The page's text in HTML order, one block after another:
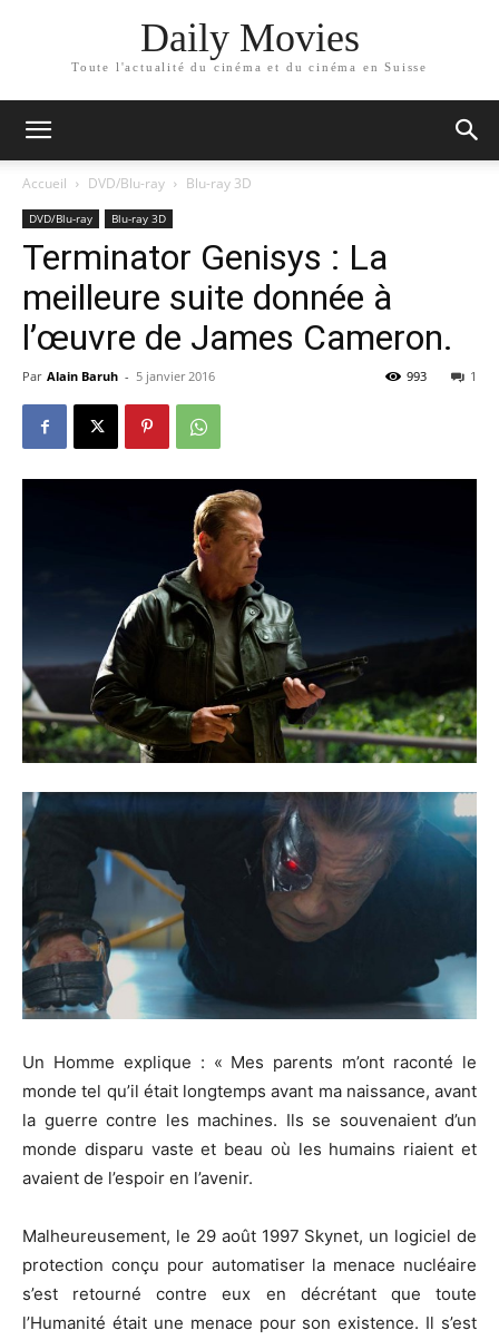
Daily Movies
Toute l'actualité du cinéma et du cinéma en Suisse
Accueil DVD/Blu-ray Blu-ray 3D
DVD/Blu-ray Blu-ray 3D
Terminator Genisys : La
meilleure suite donnée à
l’œuvre de James Cameron.
Par Alain Baruh - 5 janvier 2016 1
993
Un Homme explique : « Mes parents m’ont raconté le
monde tel qu’il était longtemps avant ma naissance, avant
la guerre contre les machines. Ils se souvenaient d’un
monde disparu vaste et beau où les humains riaient et
avaient de l’espoir en l’avenir.
Malheureusement, le 29 août 1997 Skynet, un logiciel de
protection conçu pour automatiser la menace nucléaire
s’est retourné contre eux en décrétant que toute
l’Humanité était une menace pour son existence. Il s’est